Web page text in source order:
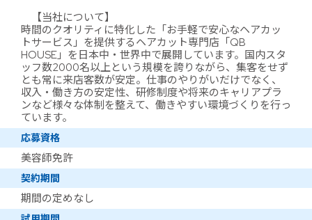
【当社について】
時間のクオリティに特化した「お手軽で安心なヘアカッ
トサービス」を提供するヘアカット専門店「QB
HOUSE」を日本中・世界中で展開しています。国内スタ
ッフ数2000名以上という規模を誇りながら、集客をせず
とも常に来店客数が安定。仕事のやりがいだけでなく、
収入・働き方の安定性、研修制度や将来のキャリアプラ
ンなど様々な体制を整えて、働きやすい環境づくりを行っ
ています。
応募資格
美容師免許
契約期間
期間の定めなし